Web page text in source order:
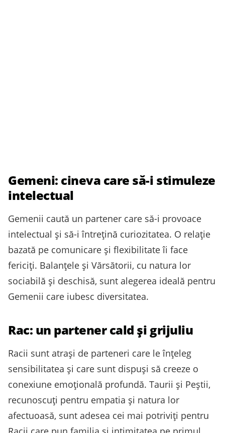
Gemeni: cineva care să-i stimuleze
intelectual
Gemenii caută un partener care să-i provoace
intelectual și să-i întrețină curiozitatea. O relație
bazată pe comunicare și flexibilitate îi face
fericiți. Balanțele și Vărsătorii, cu natura lor
sociabilă și deschisă, sunt alegerea ideală pentru
Gemenii care iubesc diversitatea.
Rac: un partener cald și grijuliu
Racii sunt atrași de parteneri care le înțeleg
sensibilitatea și care sunt dispuși să creeze o
conexiune emoțională profundă. Taurii și Peștii,
recunoscuți pentru empatia și natura lor
afectuoasă, sunt adesea cei mai potriviți pentru